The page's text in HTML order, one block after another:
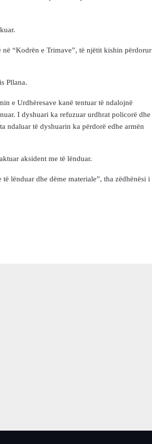
“Kodrën e Trimave”, të njëtit kishin përdorur
Pllana.
e Urdhëresave kanë tentuar të ndalojnë
I dyshuari ka refuzuar urdhrat policorë dhe
ndaluar të dyshuarin ka përdorë edhe armën
aksident me të lënduar.
lënduar dhe dëme materiale”, tha zëdhënësi i